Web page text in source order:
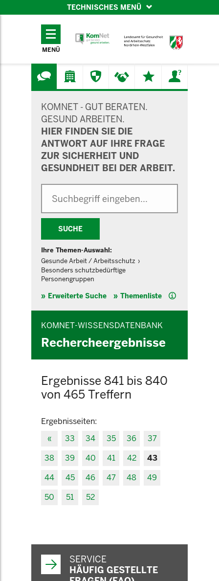
TECHNISCHES MENÜ
TECHNISCHES
MENÜ
KOMNET - GUT BERATEN.
GESUND ARBEITEN.
HIER FINDEN SIE DIE
ANTWORT AUF IHRE FRAGE
ZUR SICHERHEIT UND
GESUNDHEIT BEI DER ARBEIT.
SUCHE
Ihre Themen-Auswahl:
Gesunde Arbeit / Arbeitsschutz
Besonders schutzbedürftige
Personengruppen
Erweiterte Suche Themenliste Hilfe
KOMNET-WISSENSDATENBANK
Rechercheergebnisse
Ergebnisse 841 bis 840
von 465 Treffern
Ergebnisseiten:
«
33 34 35 36
37
38
39 40 41 42
43
44
45 46 47 48
49
50
51 52
SERVICE
HÄUFIG GESTELLTE